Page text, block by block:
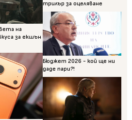
на
за екшън
трилър за оцеляване
Бюджет 2026 - кой ще ни
даде пари?!